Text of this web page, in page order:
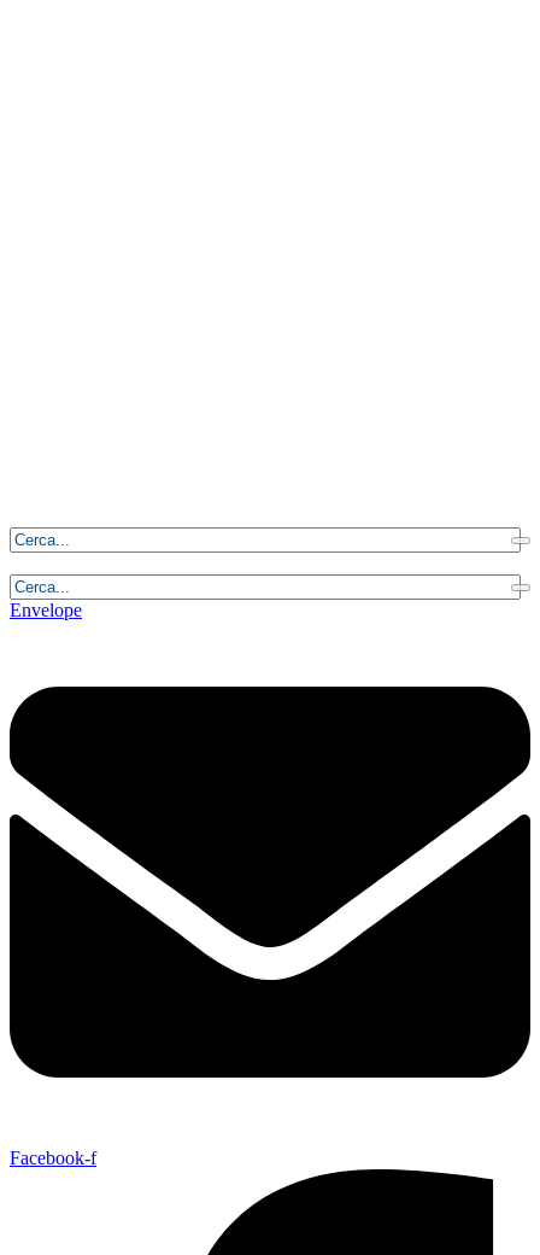
Envelope
Facebook-f